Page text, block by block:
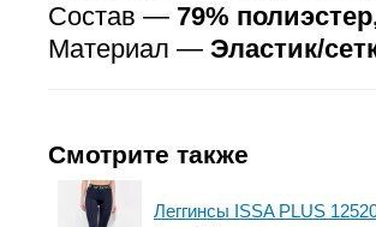
Состав — 79%
Материал — Эластик/
Смотрите также
Леггинсы ISSA PLUS